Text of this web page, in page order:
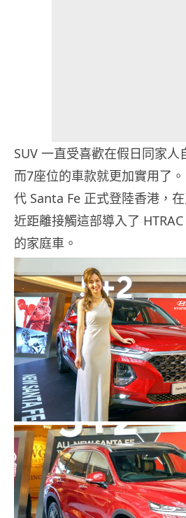
SUV 一直受喜歡在假日同家人
而7座位的車款就更加實用了
代 Santa Fe 正式登陸香港，
近距離接觸這部導入了
的家庭車。